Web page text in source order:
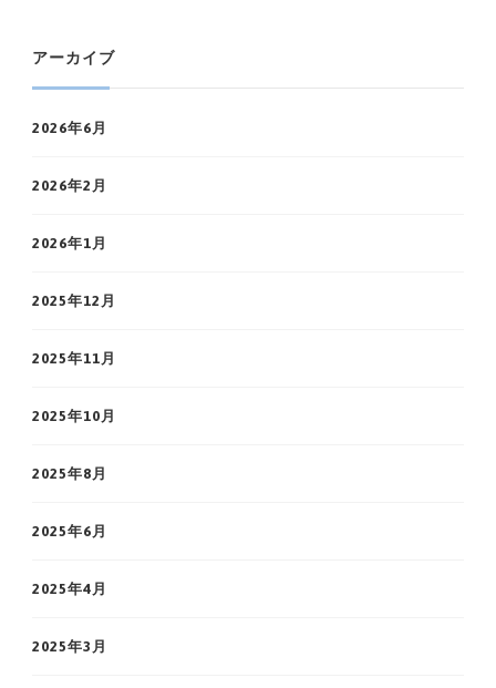
アーカイブ
2026年6月
2026年2月
2026年1月
2025年12月
2025年11月
2025年10月
2025年8月
2025年6月
2025年4月
2025年3月